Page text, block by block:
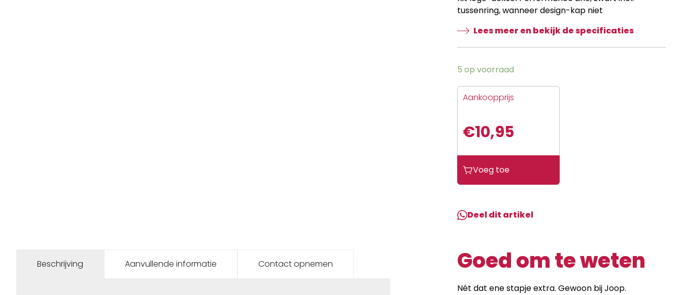
tussenring, wanneer design-kap niet
Lees meer en bekijk de specificaties
5 op voorraad
Aankoopprijs
€10,95
Logo
zelfklevend
Line
(BDU2XX)
Voeg toe
Deel dit artikel
Beschrijving Aanvullende informatie Contact opnemen Goed om te weten
Nét dat ene stapje extra. Gewoon bij Joop.